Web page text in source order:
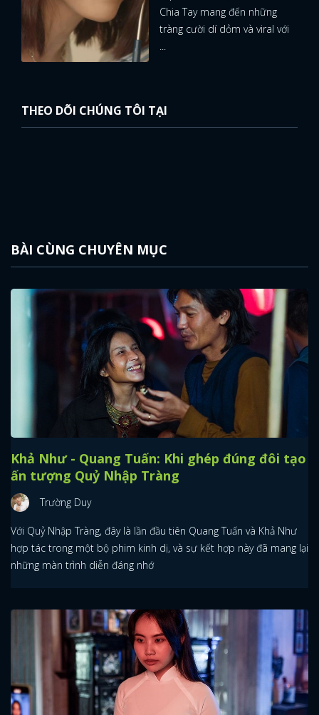
Chia Tay mang đến những
tràng cười dí dỏm và viral với
THEO DÕI CHÚNG TÔI TẠI
BÀI CÙNG CHUYÊN MỤC
Khả Như - Quang Tuấn: Khi ghép đúng đôi tạo
ấn tượng Quỷ Nhập Tràng
Trường Duy
Với Quỷ Nhập Tràng, đây là lần đầu tiên Quang Tuấn và Khả Như
hợp tác trong một bộ phim kinh dị, và sự kết hợp này đã mang lại
những màn trình diễn đáng nhớ